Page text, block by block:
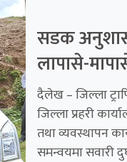
सडक
लापासे-
दैलेख – जिल्ला
जिल्ला प्रहरी
तथा व्यवस्थापन
समन्वयमा सवारी